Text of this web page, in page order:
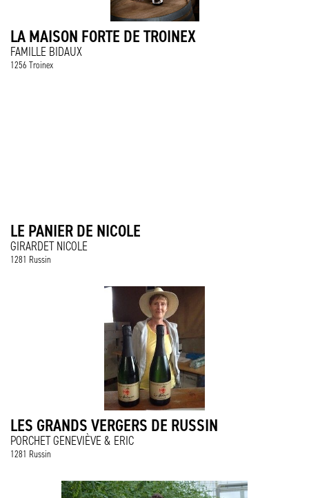
LA MAISON FORTE DE TROINEX
FAMILLE BIDAUX
1256 Troinex
LE PANIER DE NICOLE
GIRARDET NICOLE
1281 Russin
LES GRANDS VERGERS DE RUSSIN
PORCHET GENEVIÈVE & ERIC
1281 Russin